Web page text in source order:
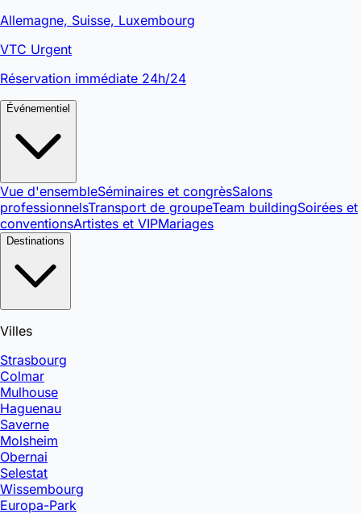
Allemagne, Suisse, Luxembourg
VTC Urgent
Réservation immédiate 24h/24
Événementiel
Vue d'ensembleSéminaires et congrèsSalons
professionnelsTransport de groupeTeam buildingSoirées et
conventionsArtistes et VIPMariages
Destinations
Villes
Strasbourg
Colmar
Mulhouse
Haguenau
Saverne
Molsheim
Obernai
Selestat
Wissembourg
Europa-Park